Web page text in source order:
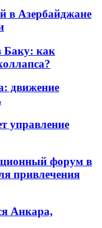
в Азербайджане
Баку: как
движение
управление
форум в
привлечения
Анкара,